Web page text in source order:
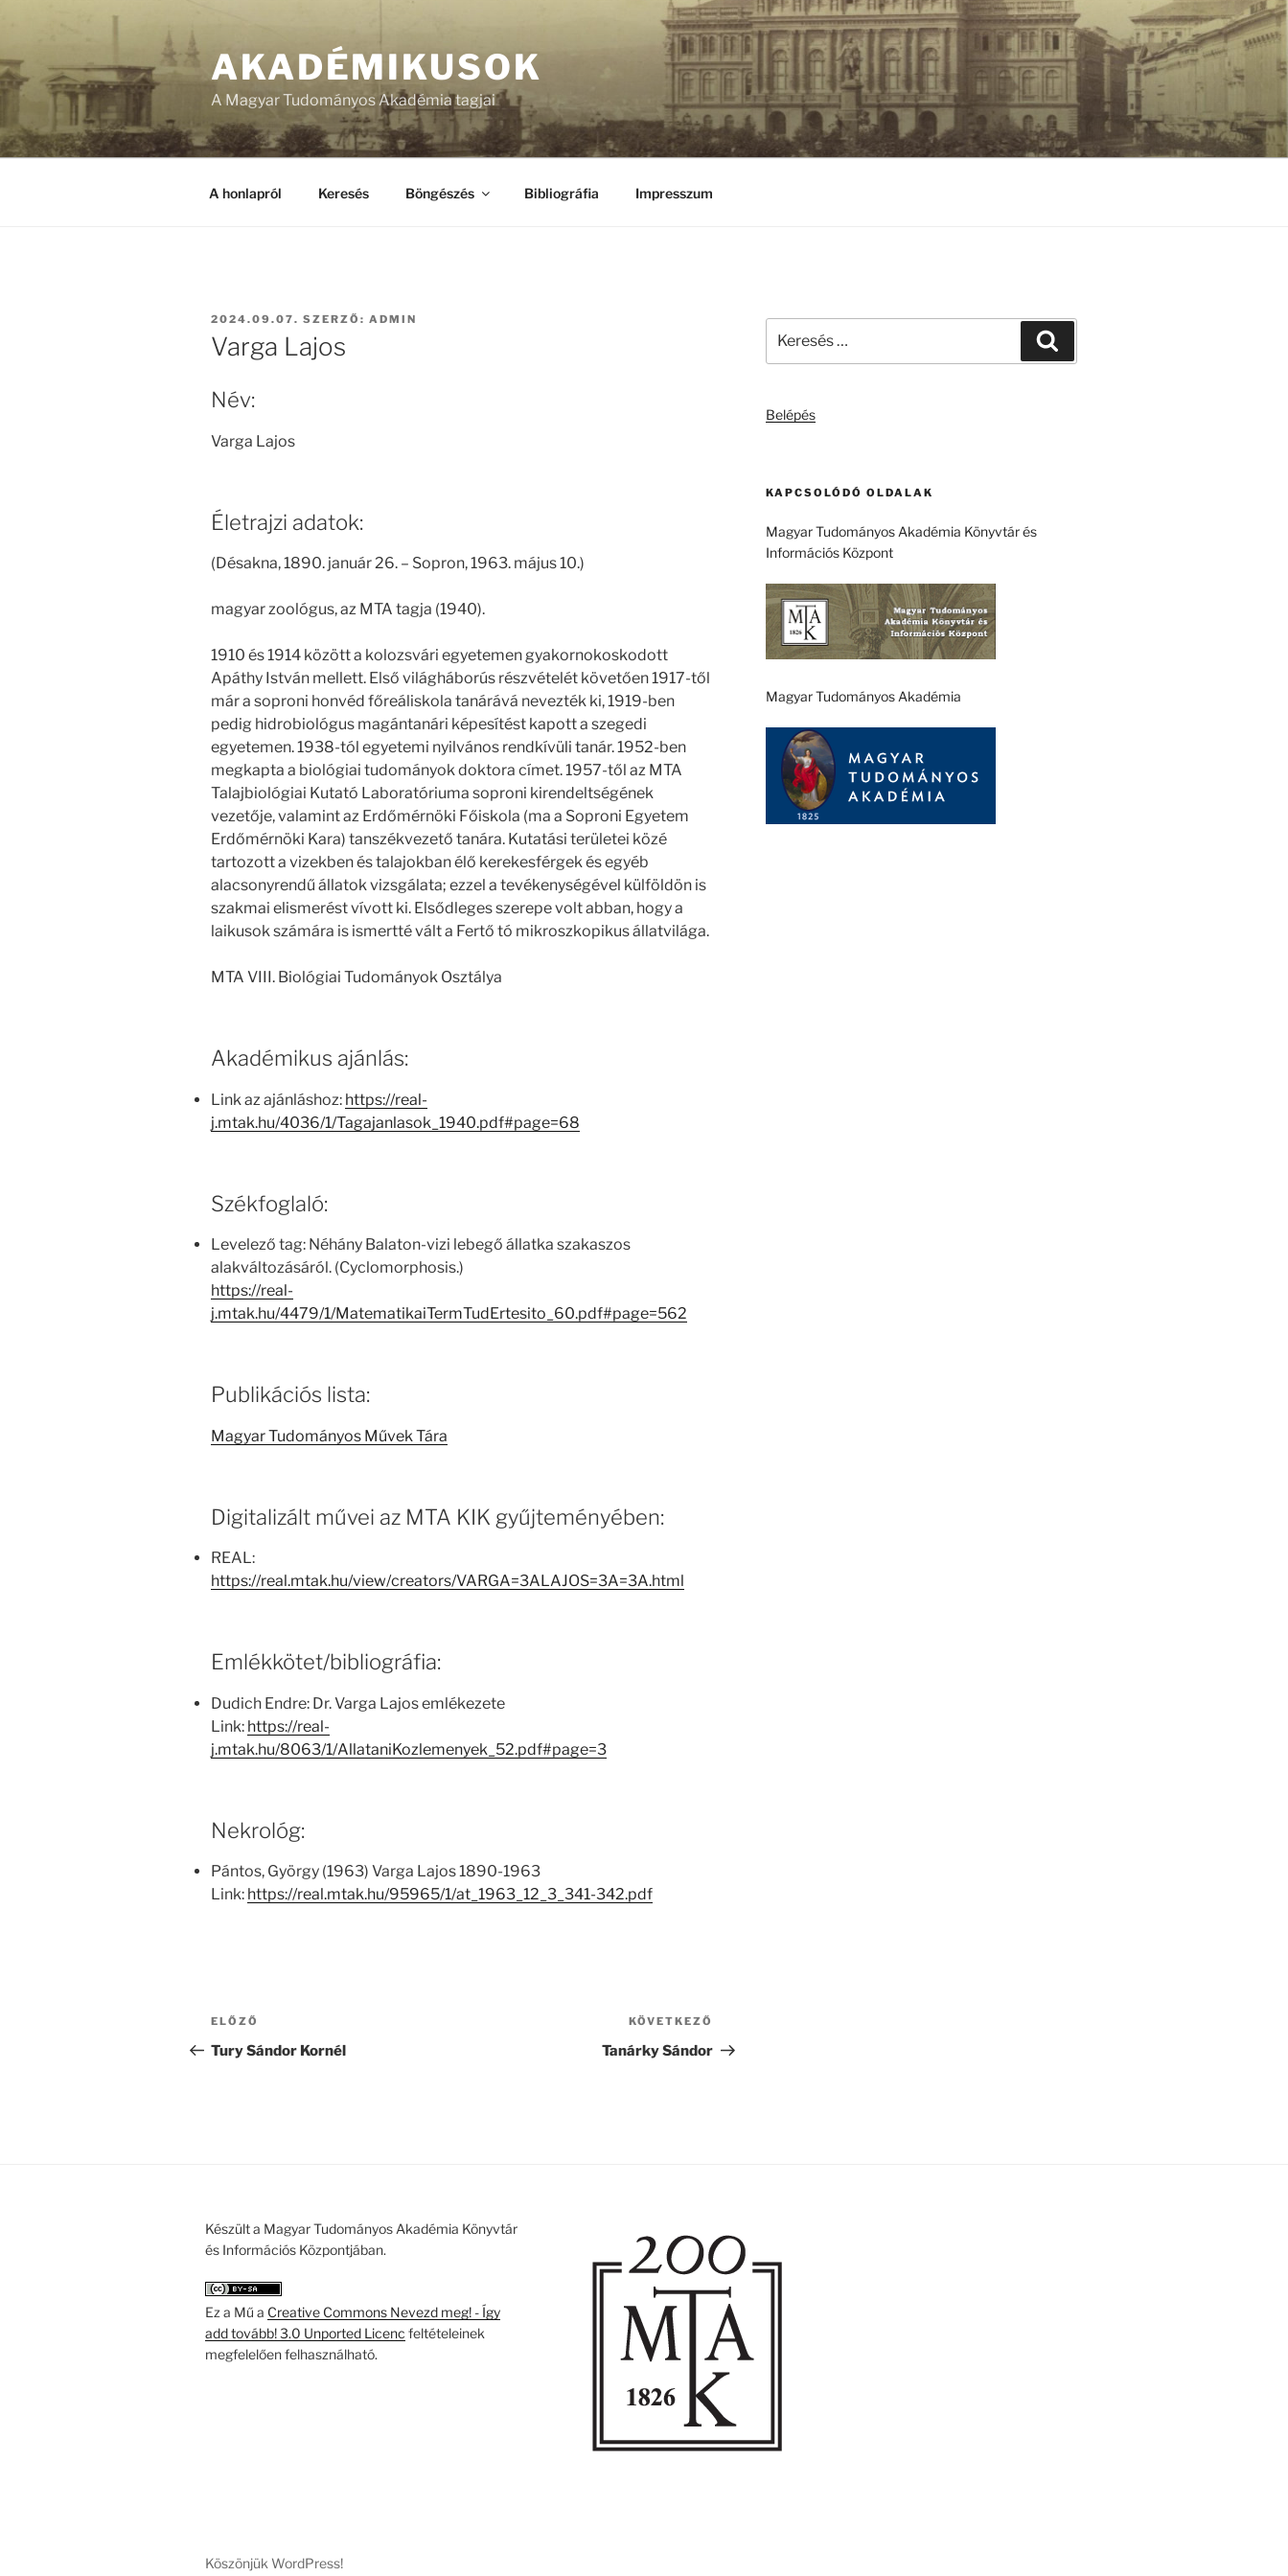
AKADÉMIKUSOK
A Magyar Tudományos Akadémia tagjai
A honlapról Keresés Böngészés Bibliográfia Impresszum
BEKÜLDVE:
2024.09.07. SZERZŐ: ADMIN
Varga Lajos
Név:
Varga Lajos
Életrajzi adatok:
(Désakna, 1890. január 26. – Sopron, 1963. május 10.)
magyar zoológus, az MTA tagja (1940).
1910 és 1914 között a kolozsvári egyetemen gyakornokoskodott
Apáthy István mellett. Első világháborús részvételét követően 1917-től
már a soproni honvéd főreáliskola tanárává nevezték ki, 1919-ben
pedig hidrobiológus magántanári képesítést kapott a szegedi
egyetemen. 1938-tól egyetemi nyilvános rendkívüli tanár. 1952-ben
megkapta a biológiai tudományok doktora címet. 1957-től az MTA
Talajbiológiai Kutató Laboratóriuma soproni kirendeltségének
vezetője, valamint az Erdőmérnöki Főiskola (ma a Soproni Egyetem
Erdőmérnöki Kara) tanszékvezető tanára. Kutatási területei közé
tartozott a vizekben és talajokban élő kerekesférgek és egyéb
alacsonyrendű állatok vizsgálata; ezzel a tevékenységével külföldön is
szakmai elismerést vívott ki. Elsődleges szerepe volt abban, hogy a
laikusok számára is ismertté vált a Fertő tó mikroszkopikus állatvilága.
MTA VIII. Biológiai Tudományok Osztálya
Akadémikus ajánlás:
Link az ajánláshoz: https://real-
j.mtak.hu/4036/1/Tagajanlasok_1940.pdf#page=68
Székfoglaló:
Levelező tag: Néhány Balaton-vizi lebegő állatka szakaszos
alakváltozásáról. (Cyclomorphosis.)
https://real-
j.mtak.hu/4479/1/MatematikaiTermTudErtesito_60.pdf#page=562
Publikációs lista:
Magyar Tudományos Művek Tára
Digitalizált művei az MTA KIK gyűjteményében:
REAL:
https://real.mtak.hu/view/creators/VARGA=3ALAJOS=3A=3A.html
Emlékkötet/bibliográfia:
Dudich Endre: Dr. Varga Lajos emlékezete
Link: https://real-
j.mtak.hu/8063/1/AllataniKozlemenyek_52.pdf#page=3
Nekrológ:
Pántos, György (1963) Varga Lajos 1890-1963
Link: https://real.mtak.hu/95965/1/at_1963_12_3_341-342.pdf
Bejegyzés
navigáció
Korábbi
bejegyzés
ELŐZŐ
Tury Sándor Kornél
bejegyzés
KÖVETKEZŐ
Tanárky Sándor
következő
Belépés
KAPCSOLÓDÓ OLDALAK
Magyar Tudományos Akadémia Könyvtár és
Információs Központ
Magyar Tudományos Akadémia
Készült a Magyar Tudományos Akadémia Könyvtár
és Információs Központjában.
Ez a Mű a Creative Commons Nevezd meg! - Így
add tovább! 3.0 Unported Licenc feltételeinek
megfelelően felhasználható.
Köszönjük WordPress!